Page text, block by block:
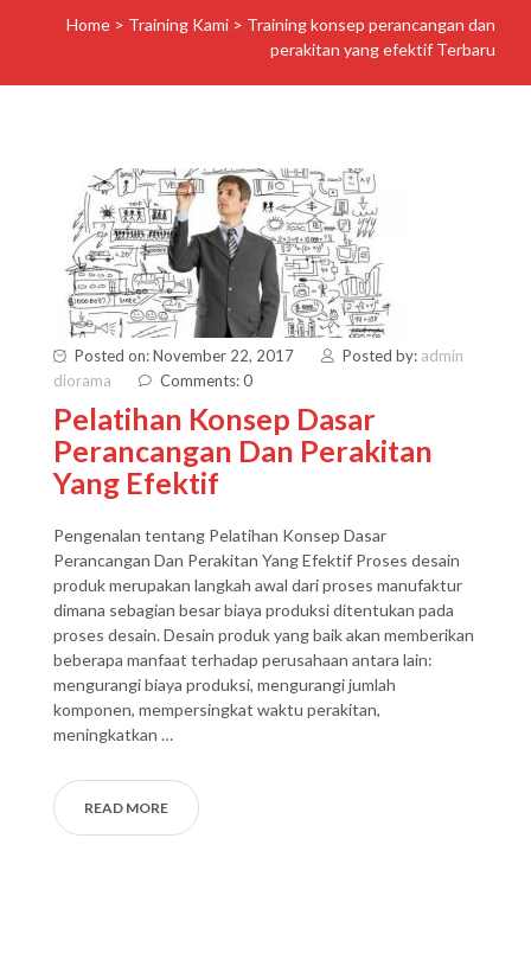
Home > Training Kami > Training konsep perancangan dan
perakitan yang efektif Terbaru
Posted on: November 22, 2017 Posted by: admin
diorama
Comments: 0
Pelatihan Konsep Dasar
Perancangan Dan Perakitan
Yang Efektif
Pengenalan tentang Pelatihan Konsep Dasar
Perancangan Dan Perakitan Yang Efektif Proses desain
produk merupakan langkah awal dari proses manufaktur
dimana sebagian besar biaya produksi ditentukan pada
proses desain. Desain produk yang baik akan memberikan
beberapa manfaat terhadap perusahaan antara lain:
mengurangi biaya produksi, mengurangi jumlah
komponen, mempersingkat waktu perakitan,
meningkatkan …
READ MORE